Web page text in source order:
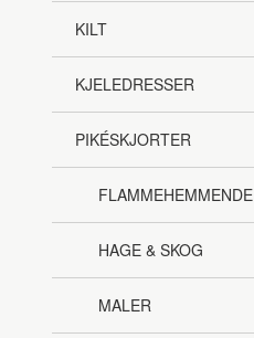
KILT
KJELEDRESSER
PIKÉSKJORTER
FLAMMEHEMMENDE
HAGE & SKOG
MALER